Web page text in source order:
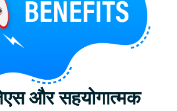
और सहयोगात्मक